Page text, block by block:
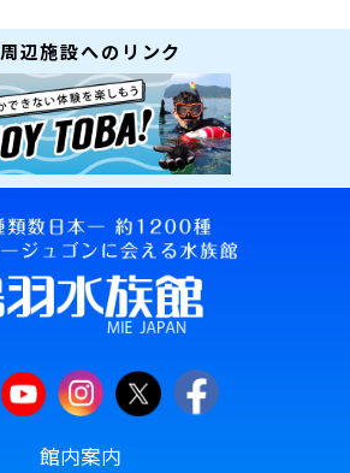
周辺施設へのリンク
館内案内